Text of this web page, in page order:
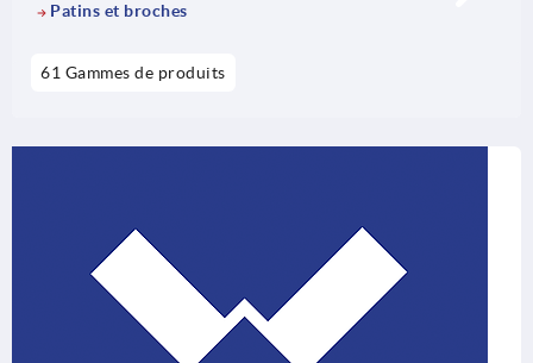
Patins et broches
61 Gammes de produits